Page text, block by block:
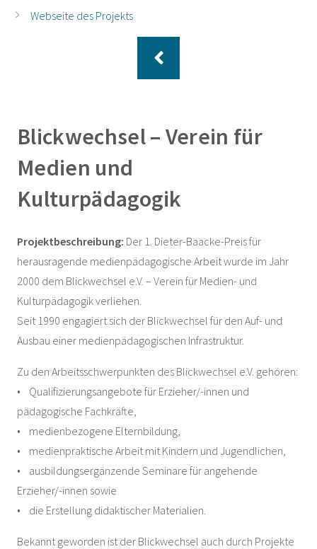
Webseite des Projekts
Blickwechsel – Verein für
Medien und
Kulturpädagogik
Projektbeschreibung: Der 1. Dieter-Baacke-Preis für
herausragende medienpädagogische Arbeit wurde im Jahr
2000 dem Blickwechsel e.V. – Verein für Medien- und
Kulturpädagogik verliehen.
Seit 1990 engagiert sich der Blickwechsel für den Auf- und
Ausbau einer medienpädagogischen Infrastruktur.
Zu den Arbeitsschwerpunkten des Blickwechsel e.V. gehören:
• Qualifizierungsangebote für Erzieher/-innen und
pädagogische Fachkräfte,
• medienbezogene Elternbildung,
• medienpraktische Arbeit mit Kindern und Jugendlichen,
• ausbildungsergänzende Seminare für angehende
Erzieher/-innen sowie
• die Erstellung didaktischer Materialien.
Bekannt geworden ist der Blickwechsel auch durch Projekte